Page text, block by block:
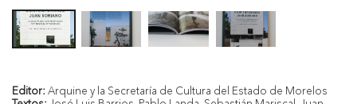
Editor: Arquine y la Secretaría de Cultura del Estado de Morelos